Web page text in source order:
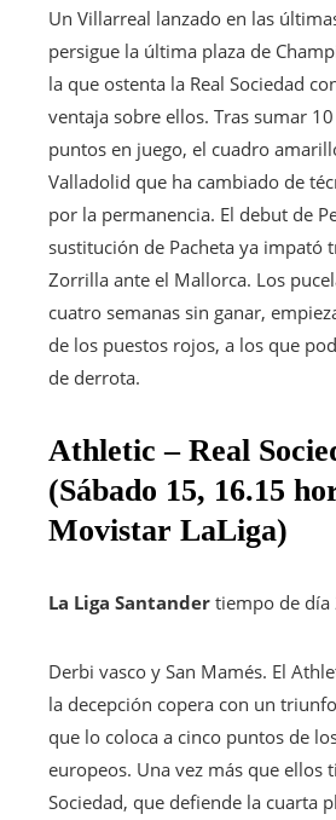
Un Villarreal lanzado en las
persigue la última plaza de
la que ostenta la Real Sociedad
ventaja sobre ellos. Tras sumar
puntos en juego, el cuadro
Valladolid que ha cambiado de
por la permanencia. El debut de
sustitución de Pacheta ya impató
Zorrilla ante el Mallorca. Los
cuatro semanas sin ganar,
de los puestos rojos, a los que
de derrota.
Athletic – Real
(Sábado 15, 16.15
Movistar LaLiga)
La Liga Santander tiempo de día
Derbi vasco y San Mamés. El
la decepción copera con un
que lo coloca a cinco puntos de
europeos. Una vez más que ellos
Sociedad, que defiende la cuarta